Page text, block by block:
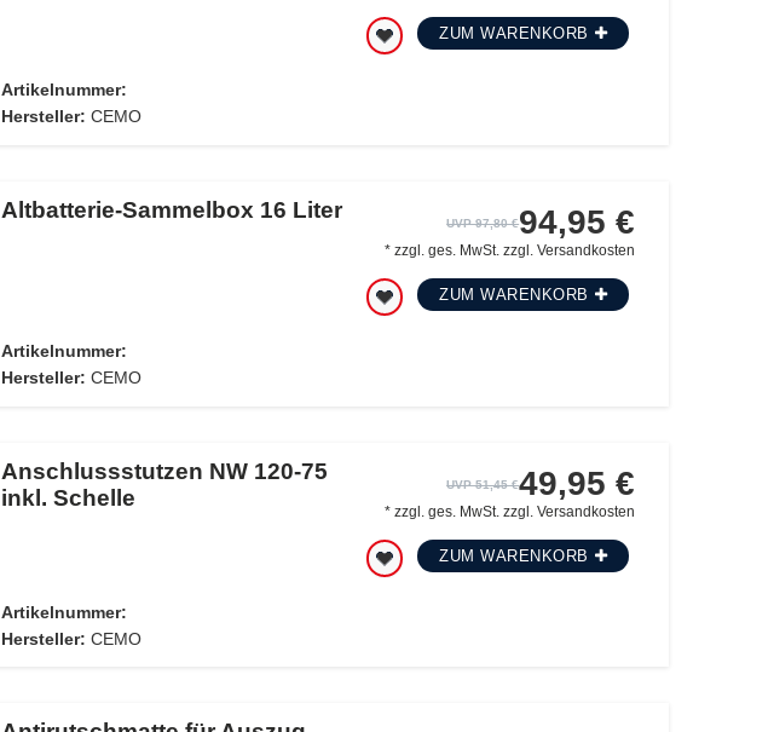
Artikelnummer:
Hersteller: CEMO
ZUM WARENKORB
Altbatterie-Sammelbox 16 Liter
Artikelnummer:
Hersteller: CEMO
UVP 97,80 €94,95 €
*zzgl. ges. MwSt. zzgl.Versandkosten
ZUM WARENKORB
Anschlussstutzen NW 120-75
inkl. Schelle
Artikelnummer:
Hersteller: CEMO
UVP 51,45 €49,95 €
*zzgl. ges. MwSt. zzgl.Versandkosten
ZUM WARENKORB